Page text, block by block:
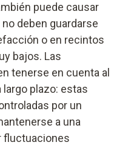
puede causar
deben guardarse
o en recintos
bajos. Las
tenerse en cuenta al
plazo: estas
por un
a una
fluctuaciones